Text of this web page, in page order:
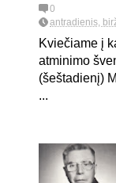
0
antradienis,
Kviečiame į
atminimo
(šeštadienį)
...